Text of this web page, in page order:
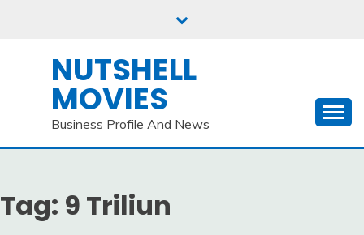
NUTSHELL
MOVIES
Business Profile And News
Tag: 9 Triliun